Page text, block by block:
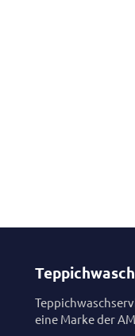
eine Marke der